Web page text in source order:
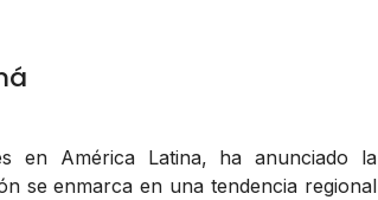
en América Latina, ha anunciado la
se enmarca en una tendencia regional